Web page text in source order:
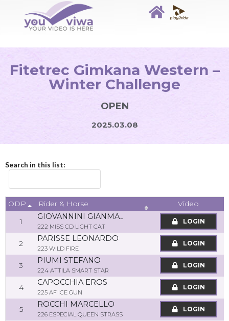
Fitetrec Gimkana Western –
Winter Challenge
OPEN
2025.03.08
Search in this list:
ODP Rider & Horse
Video
1
GIOVANNINI GIANMARCO
222 MISS CD LIGHT CAT
LOGIN
2
PARISSE LEONARDO
223 WILD FIRE
LOGIN
3
PIUMI STEFANO
224 ATTILA SMART STAR
LOGIN
4
CAPOCCHIA EROS
225 AF ICE GUN
LOGIN
5
ROCCHI MARCELLO
226 ESPECIAL QUEEN STRASS
LOGIN